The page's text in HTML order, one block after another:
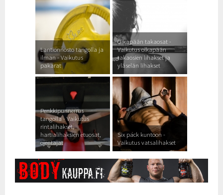
Lantionnosto tangolla ja
ilman - Vaikutus
pakarat
Olkapään takaosat -
Vaikutus olkapään
takaosien lihakset ja
yläselän lihakset
Penkkipunnerrus
tangolla - Vaikutus
rintalihakset,
hartialihaksien etuosat,
ojentajat
Six pack kuntoon -
Vaikutus vatsalihakset